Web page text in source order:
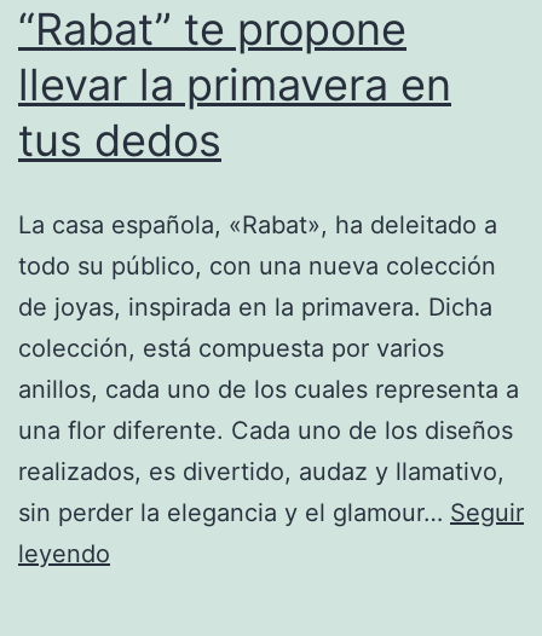
“Rabat” te propone
llevar la primavera en
tus dedos
La casa española, «Rabat», ha deleitado a
todo su público, con una nueva colección
de joyas, inspirada en la primavera. Dicha
colección, está compuesta por varios
anillos, cada uno de los cuales representa a
una flor diferente. Cada uno de los diseños
realizados, es divertido, audaz y llamativo,
sin perder la elegancia y el glamour… Seguir
leyendo